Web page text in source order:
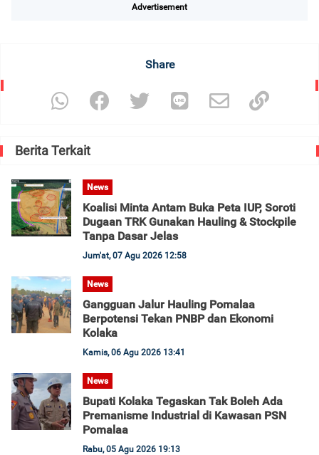
Advertisement
Share
Berita Terkait
News
Koalisi Minta Antam Buka Peta IUP, Soroti
Dugaan TRK Gunakan Hauling & Stockpile
Tanpa Dasar Jelas
Jum'at, 07 Agu 2026 12:58
News
Gangguan Jalur Hauling Pomalaa
Berpotensi Tekan PNBP dan Ekonomi
Kolaka
Kamis, 06 Agu 2026 13:41
News
Bupati Kolaka Tegaskan Tak Boleh Ada
Premanisme Industrial di Kawasan PSN
Pomalaa
Rabu, 05 Agu 2026 19:13